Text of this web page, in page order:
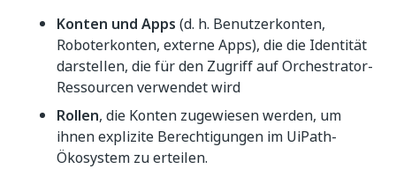
Konten und Apps (d. h. Benutzerkonten,
Roboterkonten, externe Apps), die die Identität
darstellen, die für den Zugriff auf Orchestrator-
Ressourcen verwendet wird
Rollen, die Konten zugewiesen werden, um
ihnen explizite Berechtigungen im UiPath-
Ökosystem zu erteilen.